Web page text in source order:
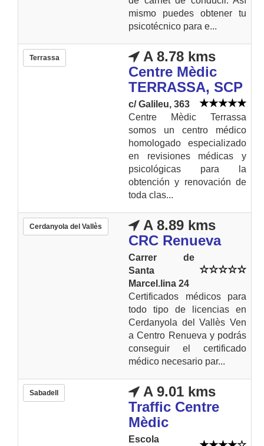
mismo puedes obtener tu
psicotécnico para e...
Terrassa
A 8.78 kms
Centre Mèdic
TERRASSA, SCP
c/ Galileu, 363
Centre Mèdic Terrassa
somos un centro médico
homologado especializado
en revisiones médicas y
psicológicas para la
obtención y renovación de
toda clas...
Cerdanyola del Vallès
A 8.89 kms
CRC Renueva
Carrer de
Santa
Marcel.lina 24
Certificados médicos para
todo tipo de licencias en
Cerdanyola del Vallès Ven
a Centro Renueva y podrás
conseguir el certificado
médico necesario par...
Sabadell
A 9.01 kms
Traffic Centre
Mèdic
Escola